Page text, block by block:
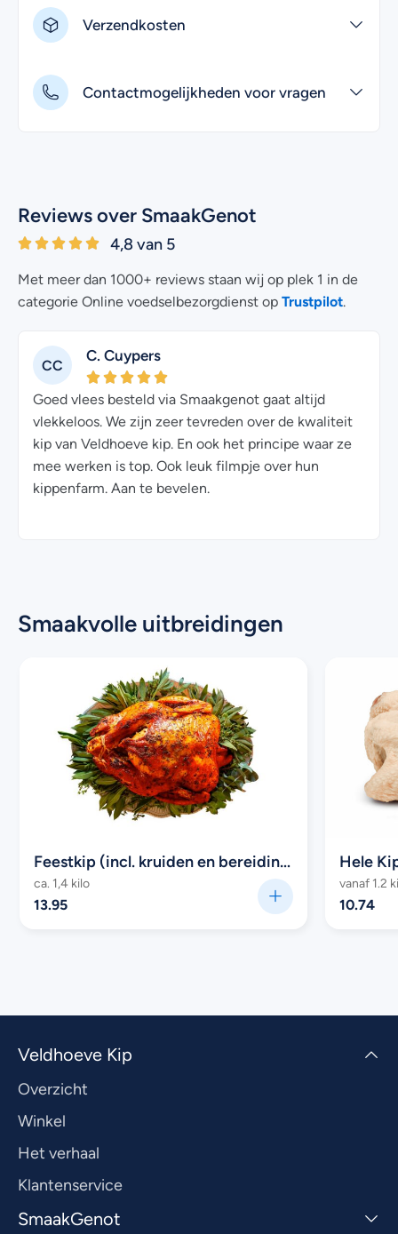
Verzendkosten
Contactmogelijkheden voor vragen
Reviews over SmaakGenot
4,8 van 5
Met meer dan 1000+ reviews staan wij op plek 1 in de
categorie Online voedselbezorgdienst op Trustpilot
CC
C. Cuypers
Goed vlees besteld via Smaakgenot gaat altijd
vlekkeloos. We zijn zeer tevreden over de kwaliteit
kip van Veldhoeve kip. En ook het principe waar ze
mee werken is top. Ook leuk filmpje over hun
kippenfarm. Aan te bevelen.
Smaakvolle uitbreidingen
Feestkip (incl. kruiden en bereidingswijze)
ca. 1,4 kilo
13.95
Hele
vanaf 1.2
10.74
Veldhoeve Kip
Overzicht
Winkel
Het verhaal
Klantenservice
SmaakGenot